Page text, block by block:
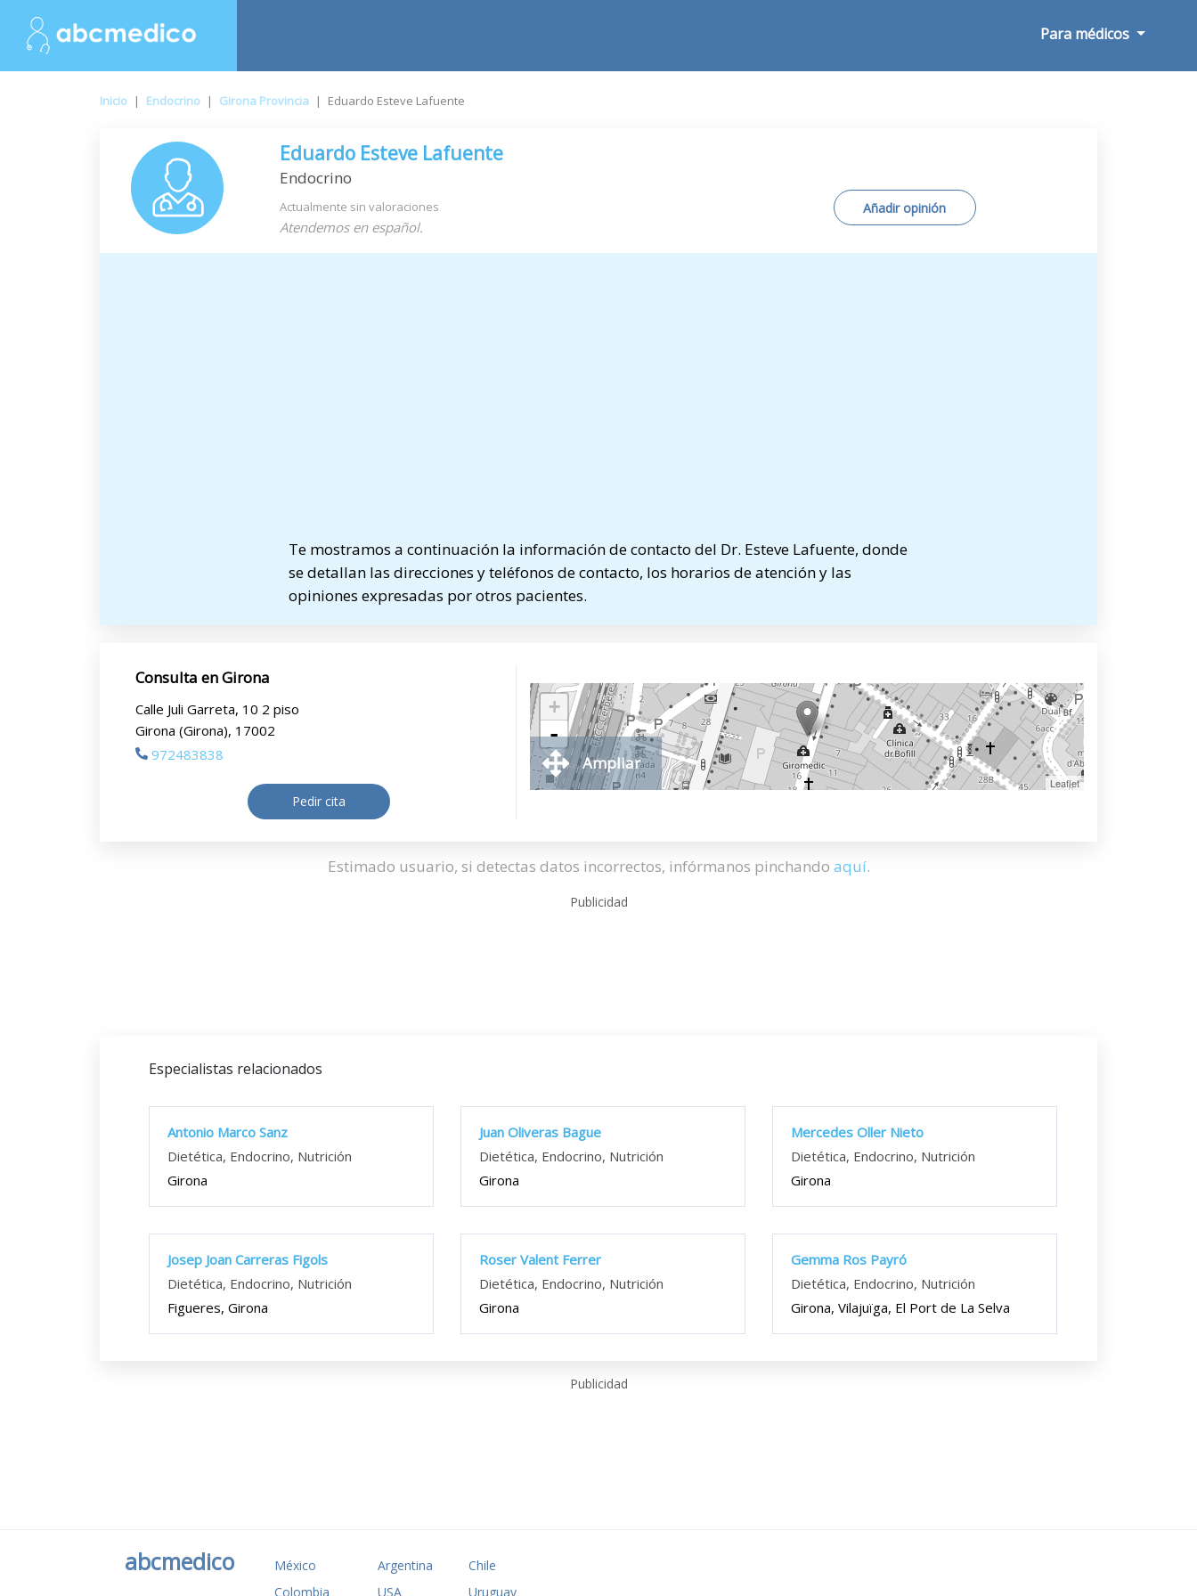
Para médicos
Inicio | Endocrino | Girona Provincia | Eduardo Esteve Lafuente
Eduardo Esteve Lafuente
Endocrino
Actualmente sin valoraciones
Atendemos en español.
Añadir opinión
Te mostramos a continuación la información de contacto del Dr. Esteve Lafuente, donde
se detallan las direcciones y teléfonos de contacto, los horarios de atención y las
opiniones expresadas por otros pacientes.
Consulta en Girona
Calle Juli Garreta, 10 2 piso
Girona (Girona), 17002
972483838
Pedir cita
+
-
Leaflet
Ampliar
Estimado usuario, si detectas datos incorrectos, infórmanos pinchando aquí.
Publicidad
Especialistas relacionados
Antonio Marco Sanz
Dietética, Endocrino, Nutrición
Girona
Juan Oliveras Bague
Dietética, Endocrino, Nutrición
Girona
Mercedes Oller Nieto
Dietética, Endocrino, Nutrición
Girona
Josep Joan Carreras Figols
Dietética, Endocrino, Nutrición
Figueres, Girona
Roser Valent Ferrer
Dietética, Endocrino, Nutrición
Girona
Gemma Ros Payró
Dietética, Endocrino, Nutrición
Girona, Vilajuïga, El Port de La Selva
Publicidad
abcmedico México Argentina
Chile
Colombia
USA Uruguay